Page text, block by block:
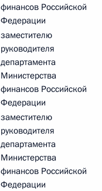
финансов Российской
Федерации
заместителю
руководителя
департамента
Министерства
финансов Российской
Федерации
заместителю
руководителя
департамента
Министерства
финансов Российской
Федерации